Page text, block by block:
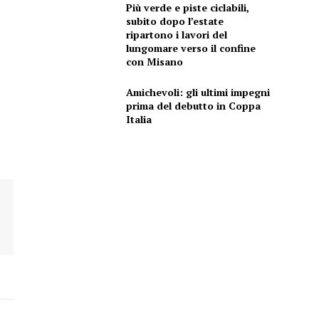
Più verde e piste ciclabili,
subito dopo l’estate
ripartono i lavori del
lungomare verso il confine
con Misano
Amichevoli: gli ultimi impegni
prima del debutto in Coppa
Italia